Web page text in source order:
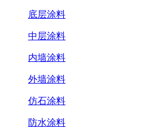
底层涂料
中层涂料
内墙涂料
外墙涂料
仿石涂料
防水涂料